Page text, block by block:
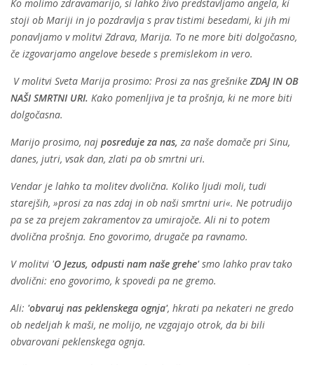
Ko molimo zdravamarijo, si lahko živo predstavljamo angela, ki
stoji ob Mariji in jo pozdravlja s prav tistimi besedami, ki jih mi
ponavljamo v molitvi Zdrava, Marija. To ne more biti dolgočasno,
če izgovarjamo angelove besede s premislekom in vero.
V molitvi Sveta Marija prosimo: Prosi za nas grešnikeZDAJ IN OB
NAŠI SMRTNI URI. Kako pomenljiva je ta prošnja, ki ne more biti
dolgočasna.
Marijo prosimo, naj posreduje za nas, za naše domače pri Sinu,
danes, jutri, vsak dan, zlati pa ob smrtni uri.
Vendar je lahko ta molitev dvolična. Koliko ljudi moli, tudi
starejših, »prosi za nas zdaj in ob naši smrtni uri«. Ne potrudijo
pa se za prejem zakramentov za umirajoče. Ali ni to potem
dvolična prošnja. Eno govorimo, drugače pa ravnamo.
V molitvi 'O Jezus, odpusti nam naše grehe'smo lahko prav tako
dvolični: eno govorimo, k spovedi pa ne gremo.
Ali: 'obvaruj nas peklenskega ognja', hkrati pa nekateri ne gredo
ob nedeljah k maši, ne molijo, ne vzgajajo otrok, da bi bili
obvarovani peklenskega ognja.